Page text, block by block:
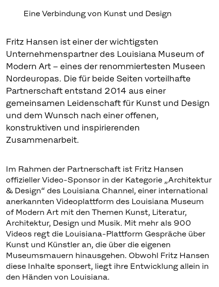
Eine Verbindung von Kunst und Design
Fritz Hansen ist einer der wichtigsten
Unternehmenspartner des Louisiana Museum of
Modern Art – eines der renommiertesten Museen
Nordeuropas. Die für beide Seiten vorteilhafte
Partnerschaft entstand 2014 aus einer
gemeinsamen Leidenschaft für Kunst und Design
und dem Wunsch nach einer offenen,
konstruktiven und inspirierenden
Zusammenarbeit.
Im Rahmen der Partnerschaft ist Fritz Hansen
offizieller Video-Sponsor in der Kategorie „Architektur
& Design“ des Louisiana Channel, einer international
anerkannten Videoplattform des Louisiana Museum
of Modern Art mit den Themen Kunst, Literatur,
Architektur, Design und Musik. Mit mehr als 900
Videos regt die Louisiana-Plattform Gespräche über
Kunst und Künstler an, die über die eigenen
Museumsmauern hinausgehen. Obwohl Fritz Hansen
diese Inhalte sponsert, liegt ihre Entwicklung allein in
den Händen von Louisiana.